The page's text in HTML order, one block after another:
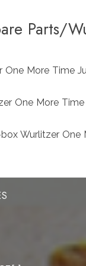
Parts/
More Time
One More
Wurlitzer